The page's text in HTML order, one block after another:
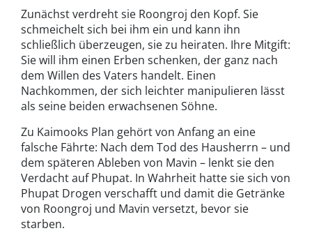
Zunächst verdreht sie Roongroj den Kopf. Sie
schmeichelt sich bei ihm ein und kann ihn
schließlich überzeugen, sie zu heiraten. Ihre Mitgift:
Sie will ihm einen Erben schenken, der ganz nach
dem Willen des Vaters handelt. Einen
Nachkommen, der sich leichter manipulieren lässt
als seine beiden erwachsenen Söhne.
Zu Kaimooks Plan gehört von Anfang an eine
falsche Fährte: Nach dem Tod des Hausherrn – und
dem späteren Ableben von Mavin – lenkt sie den
Verdacht auf Phupat. In Wahrheit hatte sie sich von
Phupat Drogen verschafft und damit die Getränke
von Roongroj und Mavin versetzt, bevor sie
starben.